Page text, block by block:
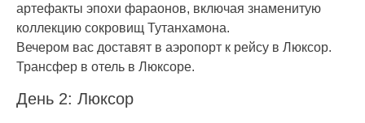
артефакты эпохи фараонов, включая знаменитую
коллекцию сокровищ Тутанхамона.
Вечером вас доставят в аэропорт к рейсу в Люксор.
Трансфер в отель в Люксоре.
День 2: Люксор